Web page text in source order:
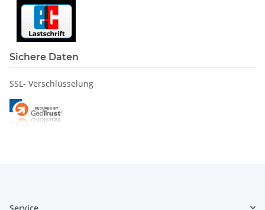
Sichere Daten
SSL- Verschlüsselung